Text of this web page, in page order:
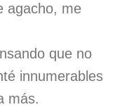
agacho, me
que no
innumerables
más.